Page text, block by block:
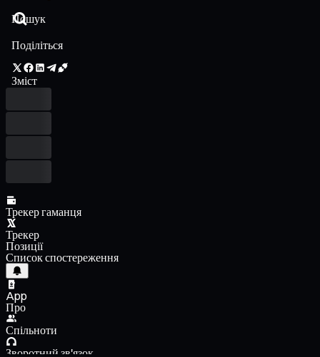
Поділіться
Зміст
Трекер гаманця
Трекер
Позиції
Список спостереження
App
Про
Спільноти
Зворотний зв'язок